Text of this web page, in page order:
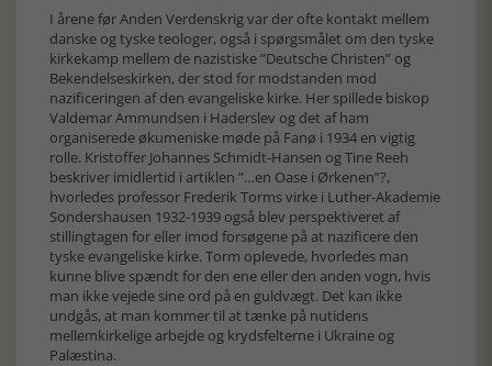
I årene før Anden Verdenskrig var der ofte kontakt mellem
danske og tyske teologer, også i spørgsmålet om den tyske
kirkekamp mellem de nazistiske ”Deutsche Christen” og
Bekendelseskirken, der stod for modstanden mod
nazificeringen af den evangeliske kirke. Her spillede biskop
Valdemar Ammundsen i Haderslev og det af ham
organiserede økumeniske møde på Fanø i 1934 en vigtig
rolle. Kristoffer Johannes Schmidt-Hansen og Tine Reeh
beskriver imidlertid i artiklen ”…en Oase i Ørkenen”?,
hvorledes professor Frederik Torms virke i Luther-Akademie
Sondershausen 1932-1939 også blev perspektiveret af
stillingtagen for eller imod forsøgene på at nazificere den
tyske evangeliske kirke. Torm oplevede, hvorledes man
kunne blive spændt for den ene eller den anden vogn, hvis
man ikke vejede sine ord på en guldvægt. Det kan ikke
undgås, at man kommer til at tænke på nutidens
mellemkirkelige arbejde og krydsfelterne i Ukraine og
Palæstina.